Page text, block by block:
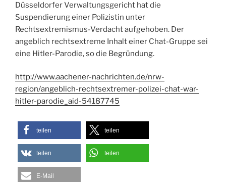
Düsseldorfer Verwaltungsgericht hat die
Suspendierung einer Polizistin unter
Rechtsextremismus-Verdacht aufgehoben. Der
angeblich rechtsextreme Inhalt einer Chat-Gruppe sei
eine Hitler-Parodie, so die Begründung.
http://www.aachener-nachrichten.de/nrw-
region/angeblich-rechtsextremer-polizei-chat-war-
hitler-parodie_aid-54187745
teilen teilen
teilen teilen
E-Mail